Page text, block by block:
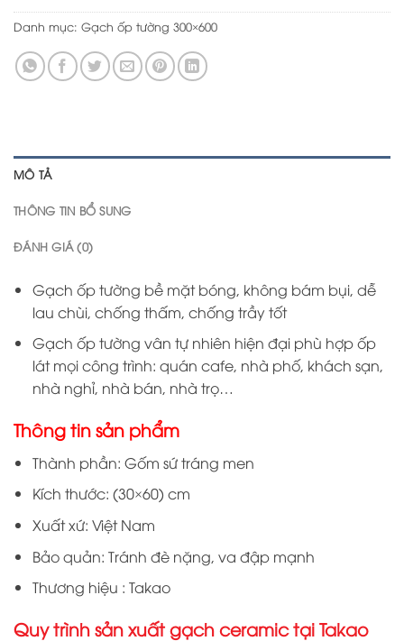
Danh mục: Gạch ốp tường 300×600
MÔ TẢ
THÔNG TIN BỔ SUNG
ĐÁNH GIÁ (0)
Gạch ốp tường bề mặt bóng, không bám bụi, dễ
lau chùi, chống thấm, chống trầy tốt
Gạch ốp tường vân tự nhiên hiện đại phù hợp ốp
lát mọi công trình: quán cafe, nhà phố, khách sạn,
nhà nghỉ, nhà bán, nhà trọ…
Thông tin sản phẩm
Thành phần: Gốm sứ tráng men
Kích thước: (30×60) cm
Xuất xứ: Việt Nam
Bảo quản: Tránh đè nặng, va đập mạnh
Thương hiệu : Takao
Quy trình sản xuất gạch ceramic tại Takao